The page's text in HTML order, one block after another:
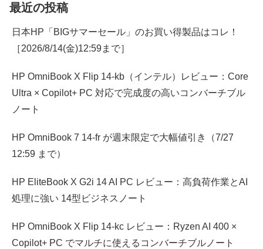
最近の投稿
日本HP「BIGサマーセール」のお買い得製品はコレ！
［2026/8/14(金)12:59まで］
HP OmniBook X Flip 14-kb（インテル）レビュー：Core
Ultra × Copilot+ PC 対応で完成度の高いコンバーチブル
ノート
HP OmniBook 7 14-fr が週末限定で大幅値引き（7/27
12:59 まで）
HP EliteBook X G2i 14 AI PC レビュー：高負荷作業とAI
処理に強い 14型ビジネスノート
HP OmniBook X Flip 14-kc レビュー：Ryzen AI 400 ×
Copilot+ PC でマルチに使えるコンバーチブルノート